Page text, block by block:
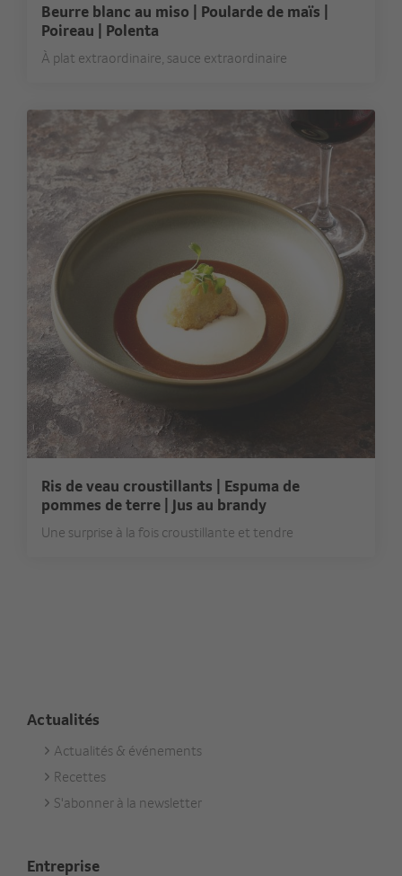
Beurre blanc au miso | Poularde de maïs |
Poireau | Polenta
À plat extraordinaire, sauce extraordinaire
Ris de veau croustillants | Espuma de
pommes de terre | Jus au brandy
Une surprise à la fois croustillante et tendre
Actualités
Footer
Aktuell
Actualités & événements
Recettes
S'abonner à la newsletter
Entreprise